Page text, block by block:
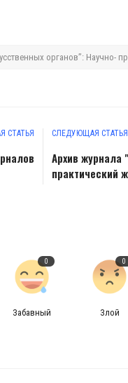
органов’’: Научно-
СТАТЬЯ СЛЕДУЮЩАЯ СТАТЬЯ
Архив журнала
практический
0
Забавный
0
Злой